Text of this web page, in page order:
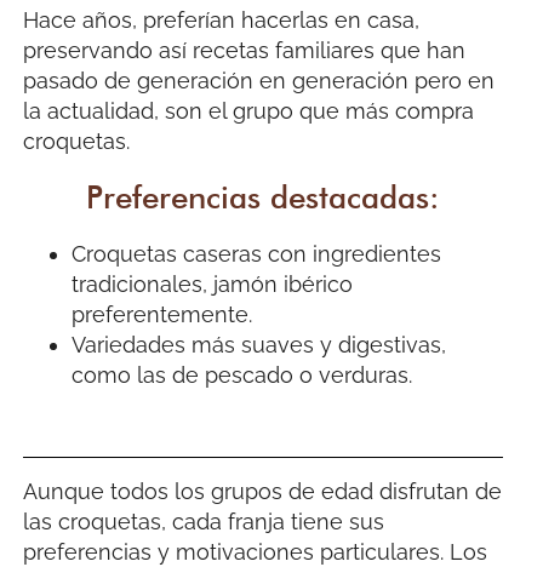
Hace años, preferían hacerlas en casa,
preservando así recetas familiares que han
pasado de generación en generación pero en
la actualidad, son el grupo que más compra
croquetas.
Preferencias destacadas:
Croquetas caseras con ingredientes
tradicionales, jamón ibérico
preferentemente.
Variedades más suaves y digestivas,
como las de pescado o verduras.
Aunque todos los grupos de edad disfrutan de
las croquetas, cada franja tiene sus
preferencias y motivaciones particulares. Los